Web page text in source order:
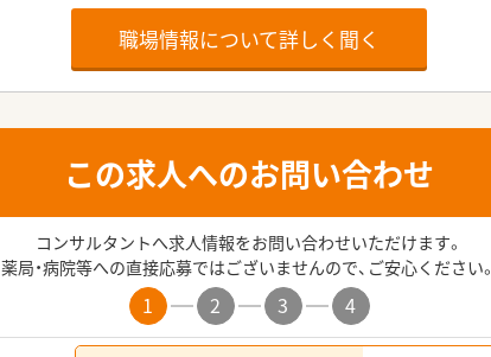
職場情報について詳しく聞く
この求人へのお問い合わせ
コンサルタントへ求人情報をお問い合わせいただけます。
薬局・病院等への直接応募ではございませんので、ご安心ください。
1 2 3 4